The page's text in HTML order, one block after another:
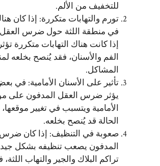
للتخفيف من الألم.
تورم والتهابات متكررة: إذا كان
في منطقة اللثة حول ضرس العقل
إذا كانت هناك التهابات متكررة
الفم والأسنان، فقد يُنصح بخلعه
المشاكل.
تأثير على الأسنان الأمامية: في
يؤثر ضرس العقل المدفون على
الأمامية ويتسبب في تغيير
الحالة قد يُنصح بخلعه.
صعوبة في التنظيف: إذا كان
المدفون يصعب تنظيفه بشكل
تراكم البلاك والجير والتهاب